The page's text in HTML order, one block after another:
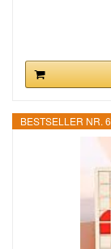
BESTSELLER NR. 6